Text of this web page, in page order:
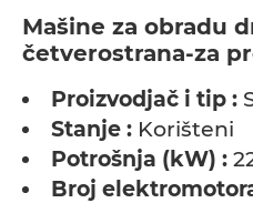
Мašine za obradu
četverostrana-za
Proizvodjač i tip :
Stanje : Korišteni
Potrošnja (kW) :
Broj